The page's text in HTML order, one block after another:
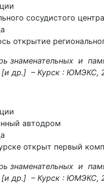
сосудистого
открытие
знаменательных и
др.] – Курск : ЮМЭКС,
автодром
открыт первый
знаменательных и
др.] – Курск : ЮМЭКС,